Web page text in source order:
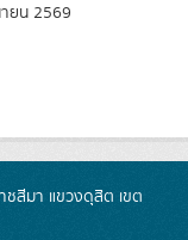
ยน 2569
สีมา แขวงดุสิต เขต